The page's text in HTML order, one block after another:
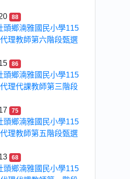
88
頭鄉湳雅國民小學115
理教師第六階段甄選
86
頭鄉湳雅國民小學115
理代課教師第三階段
75
頭鄉湳雅國民小學115
理教師第五階段甄選
68
頭鄉湳雅國民小學115